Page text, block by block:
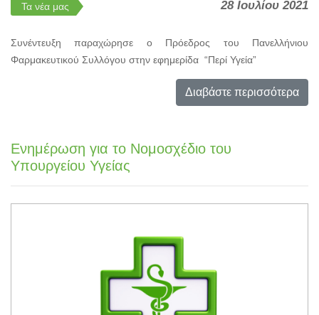
Τα νέα μας 28 Ιουλίου 2021
Συνέντευξη παραχώρησε ο Πρόεδρος του Πανελλήνιου
Φαρμακευτικού Συλλόγου στην εφημερίδα “Περί Υγεία”
Διαβάστε περισσότερα
Ενημέρωση για το Νομοσχέδιο του
Υπουργείου Υγείας